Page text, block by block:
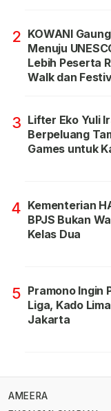
2 KOWANI
Menuju
Lebih Peserta
Walk dan
3 Lifter Eko Yuli
Berpeluang
Games untuk
4 Kementerian
BPJS Bukan
Kelas Dua
5 Pramono Ingin
Liga, Kado
Jakarta
AMEERA